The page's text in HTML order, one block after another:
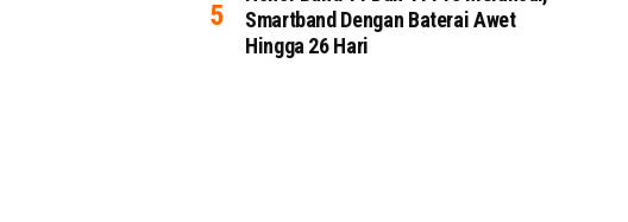
Smartband Dengan Baterai Awet
Hingga 26 Hari